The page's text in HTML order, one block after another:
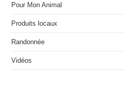
Pour Mon Animal
Produits locaux
Randonnée
Vidéos